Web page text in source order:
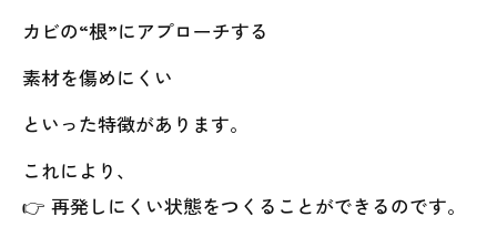
カビの“根”にアプローチする
素材を傷めにくい
といった特徴があります。
これにより、
👉 再発しにくい状態をつくることができるのです。